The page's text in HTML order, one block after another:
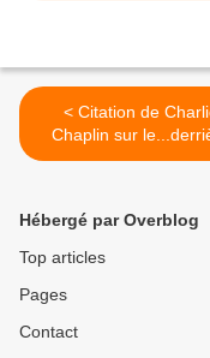
< Citation de Charlie
Chaplin sur
Hébergé par Overblog
Top articles
Pages
Contact